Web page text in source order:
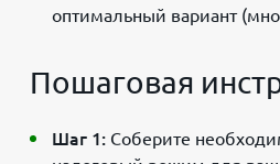
оптимальный вариант
Пошаговая
Шаг 1: Соберите